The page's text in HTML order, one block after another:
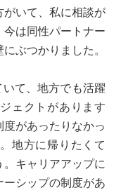
がいて、私に相談が
は同性パートナー
ぶつかりました。
て、地方でも活躍
ェクトがあります
があったりなかっ
地方に帰りたくて
キャリアアップに
シップの制度があ